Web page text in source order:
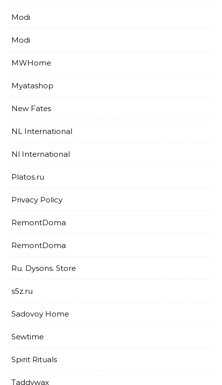
Modi
Modi
MWHome
Myatashop
New Fates
NL International
Nl International
Platos.ru
Privacy Policy
RemontDoma
RemontDoma
Ru. Dysons. Store
s5z.ru
Sadovoy Home
Sewtime
Spirit Rituals
Taddywax